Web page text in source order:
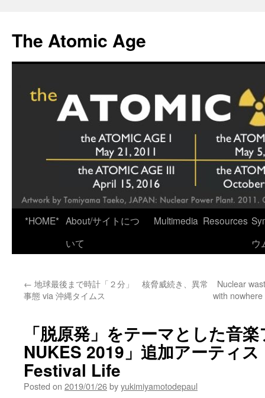
content
The Atomic Age
*HOME* About/サイトにつ
いて
Multimedia Resources
ウ
← 地球最後まで時計「２分」 核脅威続き、異常
事態 via 沖縄タイムス
Nuclear
with
「脱原発」をテーマとした音
NUKES 2019」追加アーティ
Festival Life
Posted on 2019/01/26byyukimiyamotodepaul